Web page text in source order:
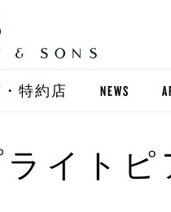
特約店
(大阪)
NEWS
イトピ